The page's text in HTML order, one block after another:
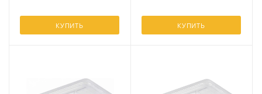
КУПИТЬ КУПИТЬ